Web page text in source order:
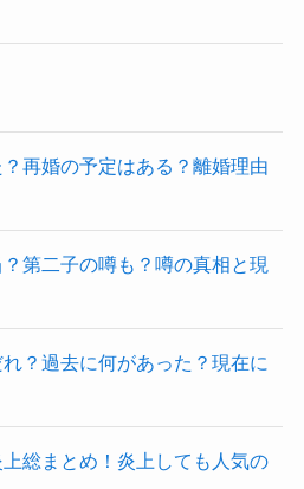
再婚の予定はある？離婚理由
第二子の噂も？噂の真相と現
？過去に何があった？現在に
総まとめ！炎上しても人気の